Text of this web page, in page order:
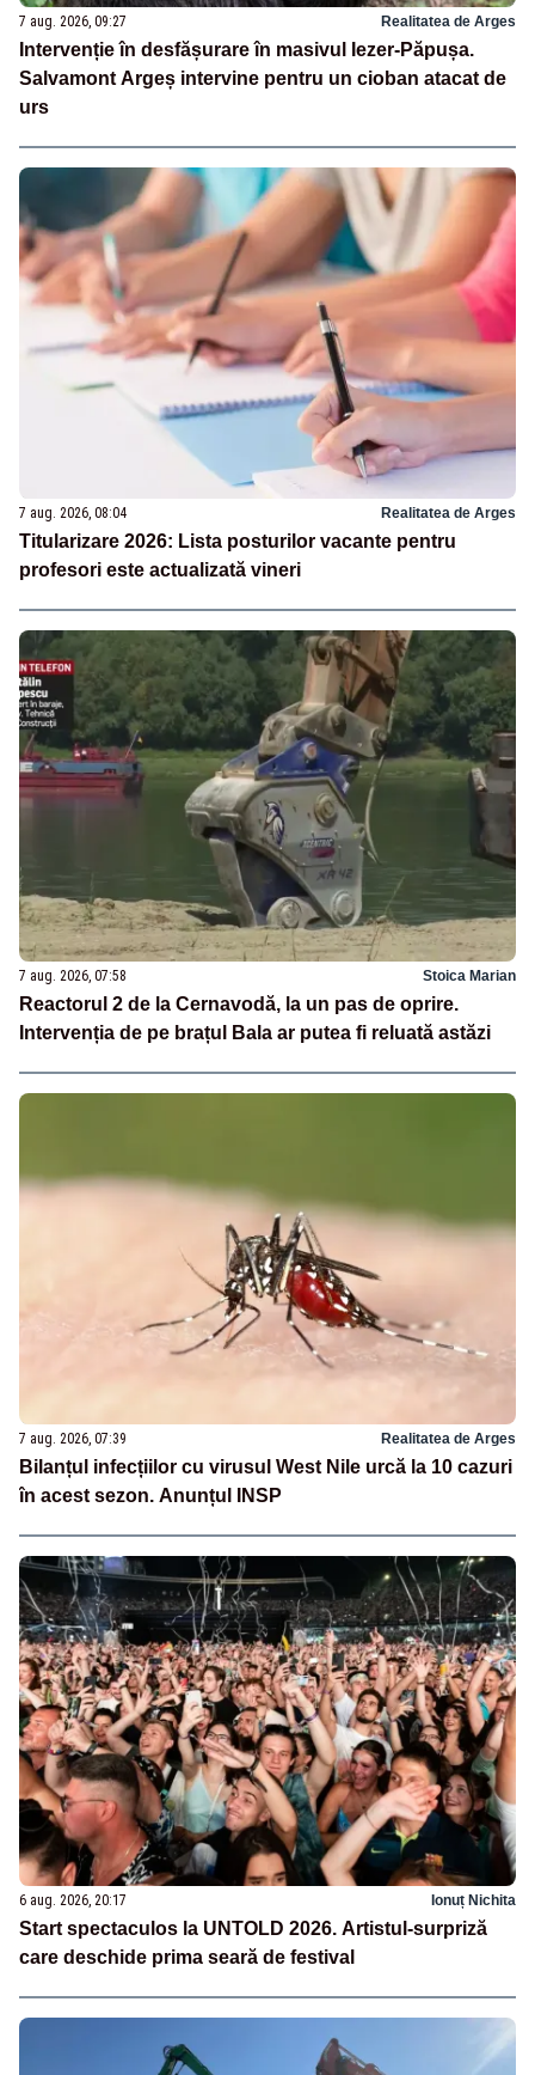
7 aug. 2026, 09:27 Realitatea de Arges
Intervenție în desfășurare în masivul Iezer-Păpușa.
Salvamont Argeș intervine pentru un cioban atacat de
urs
7 aug. 2026, 08:04 Realitatea de Arges
Titularizare 2026: Lista posturilor vacante pentru
profesori este actualizată vineri
7 aug. 2026, 07:58 Stoica Marian
Reactorul 2 de la Cernavodă, la un pas de oprire.
Intervenția de pe brațul Bala ar putea fi reluată astăzi
7 aug. 2026, 07:39 Realitatea de Arges
Bilanțul infecțiilor cu virusul West Nile urcă la 10 cazuri
în acest sezon. Anunțul INSP
6 aug. 2026, 20:17 Ionuț Nichita
Start spectaculos la UNTOLD 2026. Artistul-surpriză
care deschide prima seară de festival